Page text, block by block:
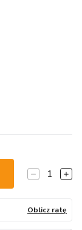
1
Oblicz ratę